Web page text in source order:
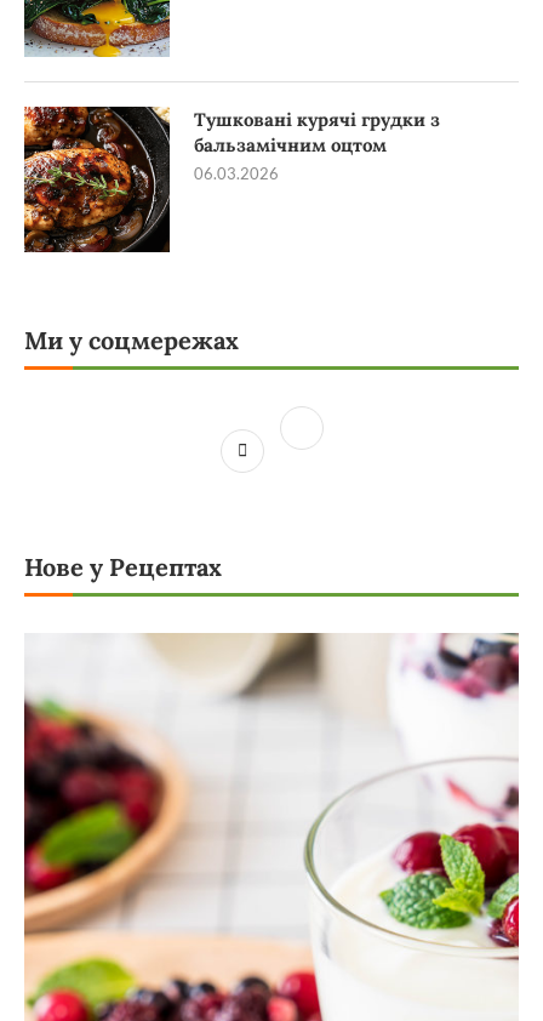
Тушковані курячі грудки з
бальзамічним оцтом
06.03.2026
Ми у соцмережах
Нове у Рецептах